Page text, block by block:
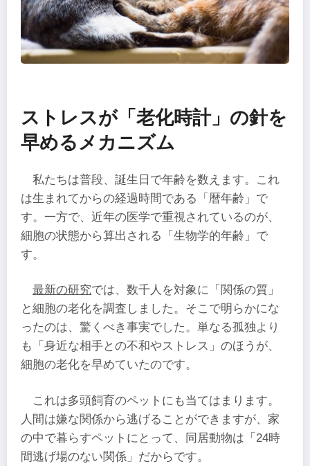
ストレスが「老化時計」の針を
早めるメカニズム
私たちは普段、誕生日で年齢を数えます。これ
は生まれてからの経過時間である「暦年齢」で
す。一方で、近年の医学で重視されているのが、
細胞の状態から算出される「生物学的年齢」で
す。
最新の研究では、数千人を対象に「関係の質」
と細胞の老化を調査しました。そこで明らかにな
ったのは、驚くべき事実でした。単なる孤独より
も「身近な相手との不和やストレス」のほうが、
細胞の老化を早めていたのです。
これは多頭飼育のペットにも当てはまります。
人間は嫌な関係から逃げることができますが、家
の中で暮らすペットにとって、同居動物は「24時
間逃げ場のない関係」だからです。